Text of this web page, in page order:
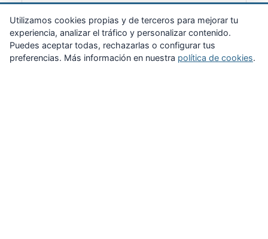
Suscribirme
Utilizamos cookies propias y de terceros para mejorar tu
experiencia, analizar el tráfico y personalizar contenido.
Puedes aceptar todas, rechazarlas o configurar tus
preferencias. Más información en nuestra política de cookies.